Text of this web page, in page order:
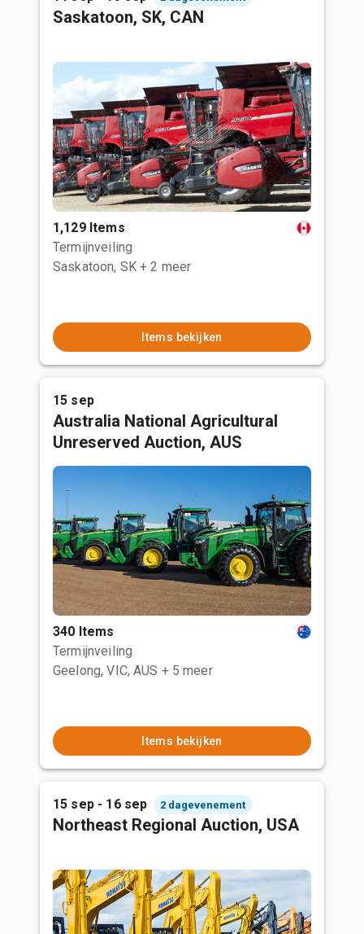
Saskatoon, SK, CAN
1,129 Items
Termijnveiling
Saskatoon, SK + 2 meer
Items bekijken
15 sep
Australia National Agricultural
Unreserved Auction, AUS
340 Items
Termijnveiling
Geelong, VIC, AUS + 5 meer
Items bekijken
15 sep - 16 sep 2 dagevenement
Northeast Regional Auction, USA